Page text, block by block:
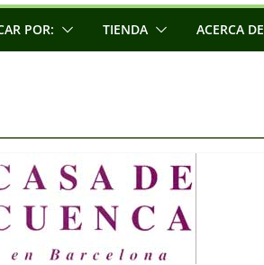
POR: TIENDA ACERCA DE